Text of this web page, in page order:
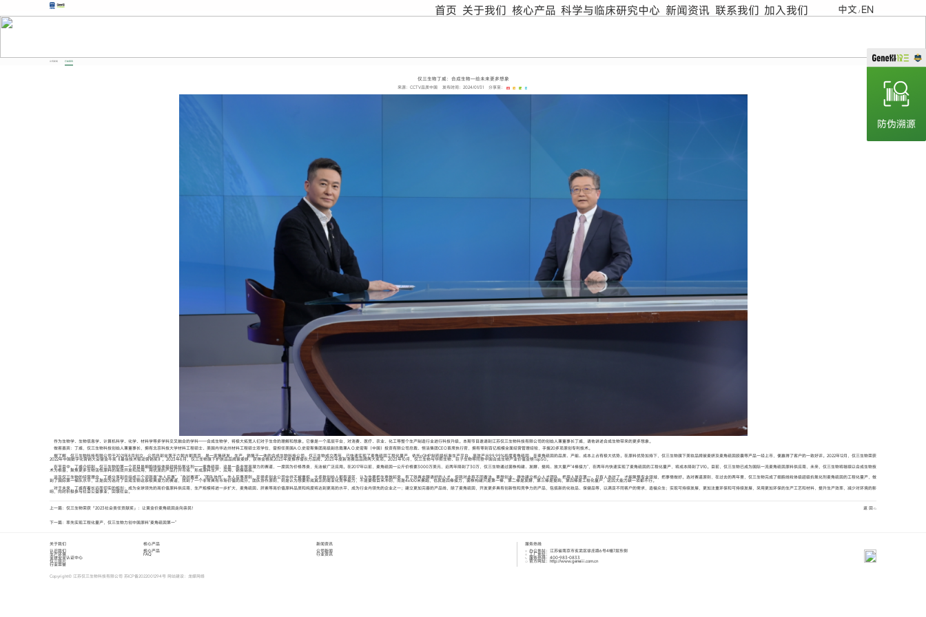
首页 关于我们 核心产品 科学与临床研究中心 新闻资讯 联系我们 加入我们 中文 / EN
公司新闻 行业资讯
仅三生物丁威：合成生物—给未来更多想象
来源：CCTV品质中国 发布时间：2024/01/31 分享至：
作为生物学、生物信息学、计算机科学、化学、材料学等多学科交叉融合的学科——合成生物学，将极大拓宽人们对于生命的理解和想象。它像是一个底层平台，对消费、医疗、农业、化工等整个生产制造行业进行科技升级。本期节目邀请到江苏仅三生物科技有限公司的创始人兼董事长丁威，请他讲述合成生物带来的更多想象。
做客嘉宾：丁威，仅三生物科技创始人兼董事长，拥有北京科技大学材料工程硕士、美国内华达州材料工程硕士双学位，曾担任美国A.O.史密斯集团高级副总裁兼A.O.史密斯（中国）投资有限公司总裁、恒洁集团CEO首席执行官，拥有零到百亿规模全面经营管理经验，手握20多项原创专利技术。
据了解，仅三生物科技有限公司于2021年8月创立，公司总部坐落于六朝古都南京，是一家集研发、生产、销售于一体的合成生物科技公司。仅三生物成立两年，已快速实现了麦角硫因工程化量产，依托cGMP制药级标准生产平台，高效产出99.99%纯度麦角硫因，在麦角硫因的品质、产能、成本上占有极大优势。在原料优势加持下，仅三生物旗下美妆品牌玻麦妍及麦角硫因胶囊等产品一经上市，便赢得了客户的一致好评。2022年12月，仅三生物荣获
2022年中国数字化营销大会暨金牛奖《最佳技术驱动营销奖》。2023年6月，仅三生物旗下护肤品品牌玻麦妍，获得金梧奖2023年度推荐增长力品牌、2023年度新消费品品牌两大奖项。2023年10月，仅三生物与华熙生物、巨子生物等同登中国合成生物产业价值金榜Top50。
在节目中，丁威介绍到，仅三生物的第一个项目是细胞线粒体级超级抗氧化剂——麦角硫因，这是一条非常高潜力的赛道，一度因为价格昂贵，无法被广泛应用。在2017年以前，麦角硫因一公斤价格要3000万美元，近两年降到了30万，仅三生物通过菌株构建、发酵、提纯、放大量产“4棒接力”，在两年内快速实现了麦角硫因的工程化量产，将成本降到了1/10。目前，仅三生物已成为国际一流麦角硫因原料供应商，未来，仅三生物将继续以合成生物技
术为根基，聚焦更多生物活性原料的高效开发和应用，用优质的产品打开市场，形成原料生产、应用、销售链条。
谈及仅三生物的经营理念，丁威分享到总结成三个词就是“先人后事”、“选对赛道”、“团队协作”。先人后事原则，在很多创业公司中并不被重视，大多数创始人都有误区，认为先要把生意做起来，有了钱再去聘请好的人才，但我对此有不同看法。要想创业，得先建立核心人才团队，把用人放在第一。只有人选对了，才能聚焦专业领域，把事情做好。选对赛道原则，在过去的两年里，仅三生物完成了细胞线粒体级超级抗氧化剂麦角硫因的工程化量产，做
到了国际第一梯队水平，正是因为选对了合成生物这条极具潜力的赛道，找到了一个非常具有市场价值的成分。团队协作原则，则是认为想要形成真正的商业化竞争能力，不是要做百米冲刺，而是4x100米赛跑，也就是四棒接力，菌株构建只是第一棒，第二棒是发酵，第三棒是提纯，第四棒是工程化量产，这四大能力缺一项都不行。
对于未来，丁威有着长远而切实的规划：成为全球领先的高价值原料供应商，生产规模将进一步扩大，麦角硫因、肝素等高价值原料品质和纯度将达到更高的水平，成为行业内领先的企业之一；建立更加完善的产品线，除了麦角硫因，开发更多具有创新性和竞争力的产品，包括新的化妆品、保健品等，以满足不同客户的需求，造福众生；实现可持续发展，更加注重环保和可持续发展，采用更加环保的生产工艺和材料，提升生产效率，减少对环境的影
响，同时积极参与社会公益事业，回馈社会。
返 回
上一篇：仅三生物荣获「2023社会责任贡献奖」：让黄金价麦角硫因走向亲民！
下一篇：率先实现工程化量产，仅三生物力创中国原料“麦角硫因第一”
关于我们
认识我们
生产环境
全球安全认证中心
仅三照片
行业荣誉
核心产品
核心产品
FAQ
新闻资讯
公司新闻
行业资讯
服务热线
办公地址：江苏省南京市玄武区徐庄路6号4幢7层东侧
工厂地址：
服务热线：400-983-0833
官方网址：http://www.geneiii.com.cn
Copyright© 江苏仅三生物科技有限公司 苏ICP备2022001294号 网站建设： 龙媒网络